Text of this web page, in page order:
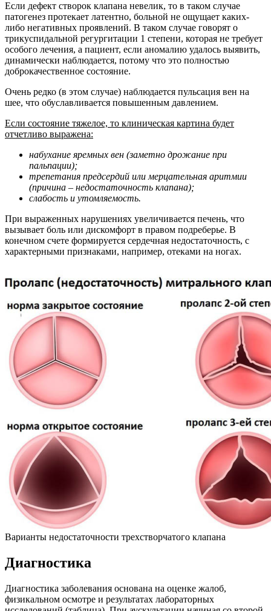
Если дефект створок клапана невелик, то в таком случае
патогенез протекает латентно, больной не ощущает каких-
либо негативных проявлений. В таком случае говорят о
трикуспидальной регургитации 1 степени, которая не требует
особого лечения, а пациент, если аномалию удалось выявить,
динамически наблюдается, потому что это полностью
доброкачественное состояние.
Очень редко (в этом случае) наблюдается пульсация вен на
шее, что обуславливается повышенным давлением.
Если состояние тяжелое, то клиническая картина будет
отчетливо выражена:
набухание яремных вен (заметно дрожание при
пальпации);
трепетания предсердий или мерцательная аритмии
(причина – недостаточность клапана);
слабость и утомляемость.
При выраженных нарушениях увеличивается печень, что
вызывает боль или дискомфорт в правом подреберье. В
конечном счете формируется сердечная недостаточность, с
характерными признаками, например, отеками на ногах.
Варианты недостаточности трехстворчатого клапана
Диагностика
Диагностика заболевания основана на оценке жалоб,
физикальном осмотре и результатах лабораторных